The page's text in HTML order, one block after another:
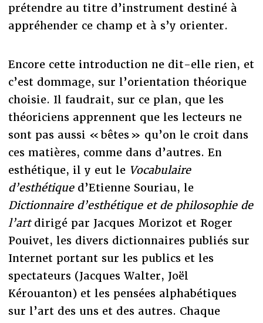
prétendre au titre d’instrument destiné à
appréhender ce champ et à s’y orienter.
Encore cette introduction ne dit-elle rien, et
c’est dommage, sur l’orientation théorique
choisie. Il faudrait, sur ce plan, que les
théoriciens apprennent que les lecteurs ne
sont pas aussi « bêtes » qu’on le croit dans
ces matières, comme dans d’autres. En
esthétique, il y eut le Vocabulaire
d’esthétique d’Etienne Souriau, le
Dictionnaire d’esthétique et de philosophie de
l’artdirigé par Jacques Morizot et Roger
Pouivet, les divers dictionnaires publiés sur
Internet portant sur les publics et les
spectateurs (Jacques Walter, Joël
Kérouanton) et les pensées alphabétiques
sur l’art des uns et des autres. Chaque